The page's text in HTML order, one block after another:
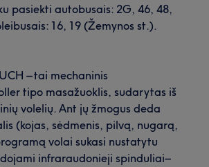
pasiekti autobusais: 2G, 46, 48,
16, 19 (Žemynos st.).
– tai mechaninis
tipo masažuoklis, sudarytas iš
volelių. Ant jų žmogus deda
(kojas, sėdmenis, pilvą, nugarą,
volai sukasi nustatytu
infraraudonieji spinduliai–